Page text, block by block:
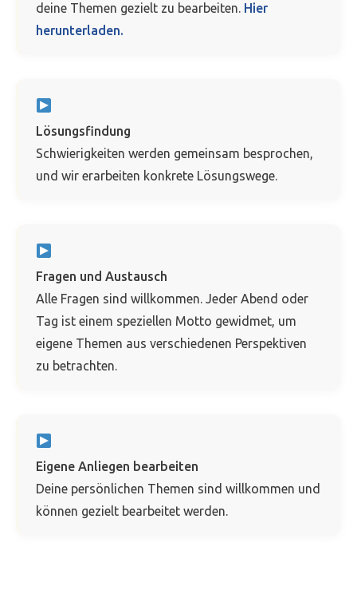
deine Themen gezielt zu bearbeiten. Hier
herunterladen.
Lösungsfindung
Schwierigkeiten werden gemeinsam besprochen,
und wir erarbeiten konkrete Lösungswege.
Fragen und Austausch
Alle Fragen sind willkommen. Jeder Abend oder
Tag ist einem speziellen Motto gewidmet, um
eigene Themen aus verschiedenen Perspektiven
zu betrachten.
Eigene Anliegen bearbeiten
Deine persönlichen Themen sind willkommen und
können gezielt bearbeitet werden.